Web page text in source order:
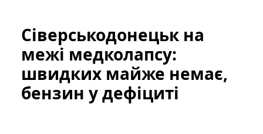
Сіверськодонецьк на
межі медколапсу:
швидких майже немає,
бензин у дефіциті